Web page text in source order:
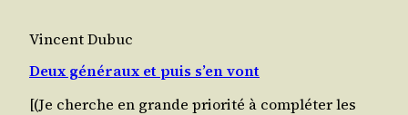
Vincent Dubuc
Deux généraux et puis s’en vont
[(Je cherche en grande prio­ri­té à com­plé­ter les